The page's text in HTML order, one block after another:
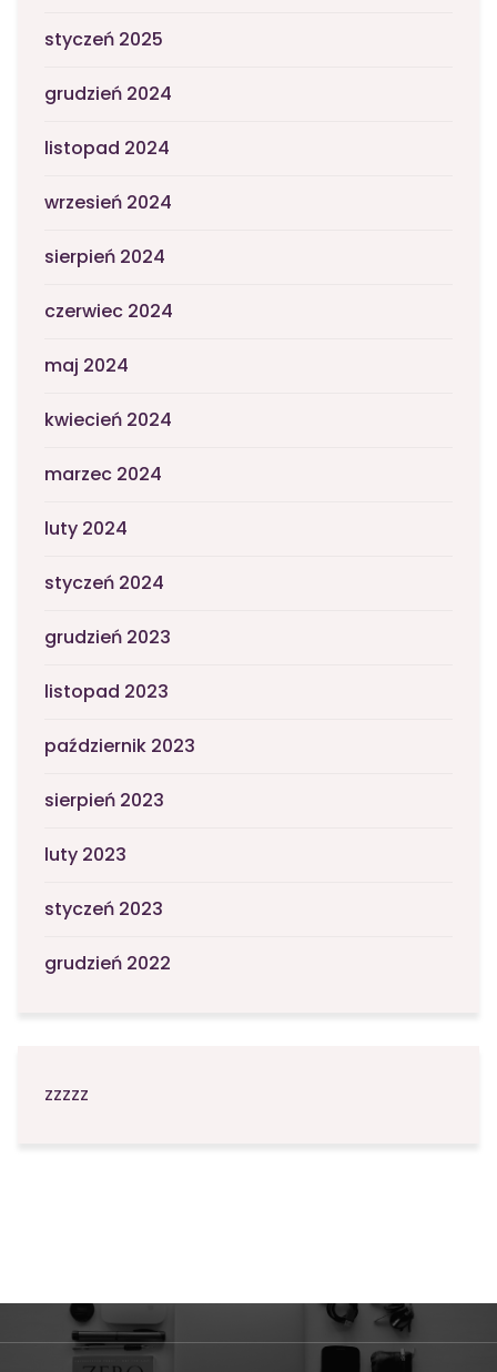
styczeń 2025
grudzień 2024
listopad 2024
wrzesień 2024
sierpień 2024
czerwiec 2024
maj 2024
kwiecień 2024
marzec 2024
luty 2024
styczeń 2024
grudzień 2023
listopad 2023
październik 2023
sierpień 2023
luty 2023
styczeń 2023
grudzień 2022
zzzzz